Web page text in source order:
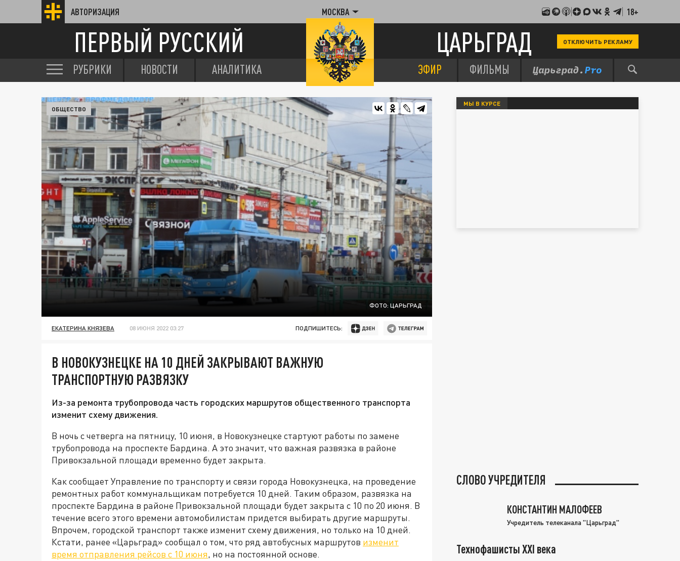
АВТОРИЗАЦИЯ МОСКВА 18+
ПЕРВЫЙ РУССКИЙ ЦАРЬГРАД ОТКЛЮЧИТЬ РЕКЛАМУ
РУБРИКИ НОВОСТИ АНАЛИТИКА ЭФИР ФИЛЬМЫ
ФОТО: ЦАРЬГРАД
ОБЩЕСТВО
ЕКАТЕРИНА КНЯЗЕВА 08 ИЮНЯ 2022 03:27 ПОДПИШИТЕСЬ:
В НОВОКУЗНЕЦКЕ НА 10 ДНЕЙ ЗАКРЫВАЮТ ВАЖНУЮ
ТРАНСПОРТНУЮ РАЗВЯЗКУ
Из-за ремонта трубопровода часть городских маршрутов общественного транспорта
изменит схему движения.
В ночь с четверга на пятницу, 10 июня, в Новокузнецке стартуют работы по замене
трубопровода на проспекте Бардина. А это значит, что важная развязка в районе
Привокзальной площади временно будет закрыта.
Как сообщает Управление по транспорту и связи города Новокузнецка, на проведение
ремонтных работ коммунальщикам потребуется 10 дней. Таким образом, развязка на
проспекте Бардина в районе Привокзальной площади будет закрыта с 10 по 20 июня. В
течение всего этого времени автомобилистам придется выбирать другие маршруты.
Впрочем, городской транспорт также изменит схему движения, но только на 10 дней.
Кстати, ранее «Царьград» сообщал о том, что ряд автобусных маршрутов изменит
время отправления рейсов с 10 июня, но на постоянной основе.
МЫ В КУРСЕ
СЛОВО УЧРЕДИТЕЛЯ
КОНСТАНТИН МАЛОФЕЕВ
Учредитель телеканала "Царьград"
Технофашисты XXI века